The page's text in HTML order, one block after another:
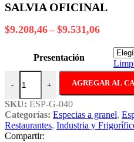
SALVIA OFICINAL
$9.208,46 – $9.531,06Rango
precios:
desde
hasta
Presentación
-
SALVIA OFICINAL cantidad
+ AGREGAR AL
SKU: ESP-G-040
Categorías: Especias a granel,
Restaurantes, Industria y
Compartir: